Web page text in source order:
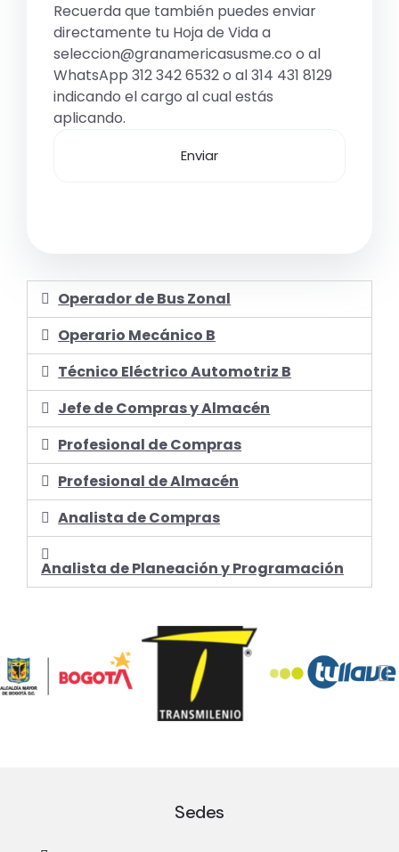
Recuerda que también puedes enviar
directamente tu Hoja de Vida a
seleccion@granamericasusme.co o al
WhatsApp 312 342 6532 o al 314 431 8129
indicando el cargo al cual estás
aplicando.
Operador de Bus Zonal
Operario Mecánico B
Técnico Eléctrico Automotriz B
Jefe de Compras y Almacén
Profesional de Compras
Profesional de Almacén
Analista de Compras
Analista de Planeación y Programación
Sedes